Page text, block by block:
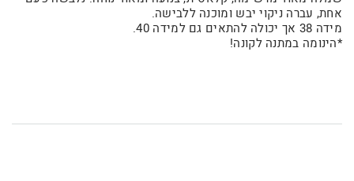
אחת, עברה ניקוי יבש ומוכנה ללבישה.
מידה 38 אך יכולה להתאים גם למידה 40.
*הינומה במתנה לקונה!